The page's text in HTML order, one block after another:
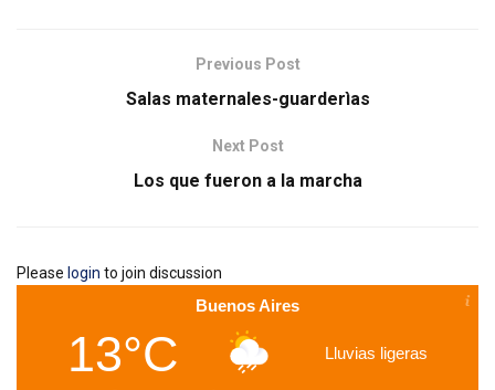
Previous Post
Salas maternales-guarderìas
Next Post
Los que fueron a la marcha
Please login to join discussion
Buenos Aires
13°C Lluvias ligeras